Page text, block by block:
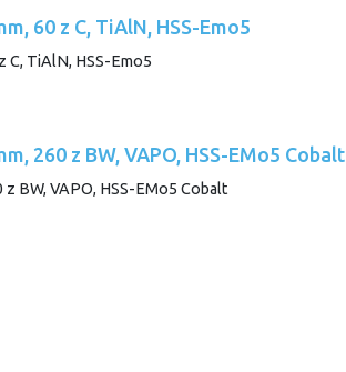
60 z C, TiAlN, HSS-Emo5
260 z BW, VAPO, HSS-EMo5 Cobalt